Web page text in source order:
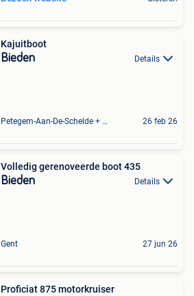
Kajuitboot
Bieden Details
Petegem-Aan-De-Schelde + Deel Van Oudenaarde 26 feb 26
Volledig gerenoveerde boot 435
Bieden Details
Gent 27 jun 26
Proficiat 875 motorkruiser